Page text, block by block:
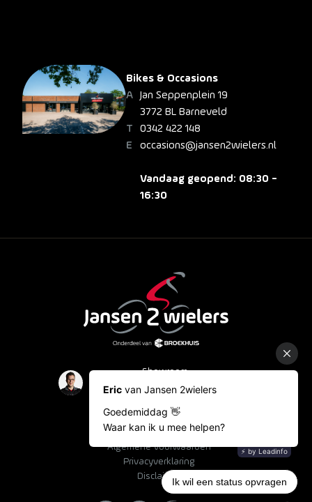
Bikes & Occasions
Jan Seppenplein 19
3772 BL Barneveld
0342 422 148
occasions@jansen2wielers.nl
Vandaag geopend: 08:30 -
16:30
Showroom
Occasions
Bestelinformatie
Algemene voorwaarden
Privacyverklaring
Disclaimer